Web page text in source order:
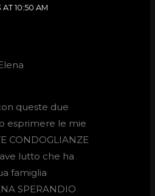
AT 10:50 AM
queste due
esprimere le mie
CONDOGLIANZE
lutto che ha
famiglia
SPERANDIO